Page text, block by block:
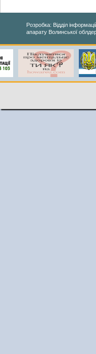
Розробка: Відділ
апарату Волинської